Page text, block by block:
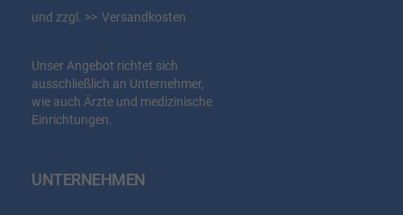
und zzgl.
Versandkosten
Unser Angebot richtet sich
ausschließlich an Unternehmer,
wie auch Ärzte und medizinische
Einrichtungen.
UNTERNEHMEN